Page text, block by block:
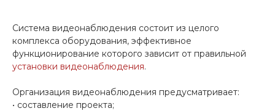
Система видеонаблюдения состоит из целого
комплекса оборудования, эффективное
функционирование которого зависит от правильной
установки видеонаблюдения.
Организация видеонаблюдения предусматривает:
• составление проекта;